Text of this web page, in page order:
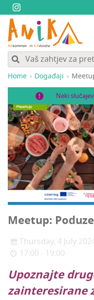
Home Događaji
Neki
Meetup:
Thursday, 4 July
17:00 - 19:00
Upoz­naj­te
zain­te­re­si­ra­ne